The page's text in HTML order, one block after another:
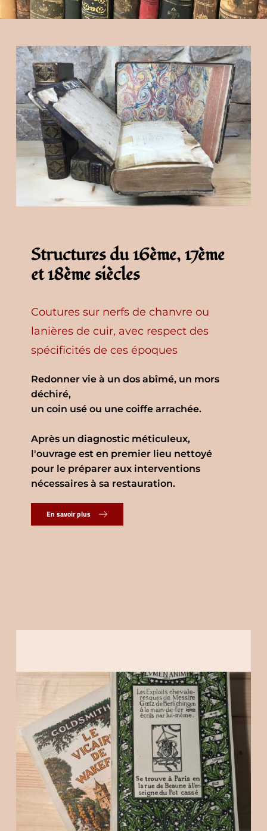
Structures du 16ème, 17ème
et 18ème siècles
Coutures sur nerfs de chanvre ou
lanières de cuir, avec respect des
spécificités de ces époques
Redonner vie à un dos abîmé, un mors
déchiré,
un coin usé ou une coiffe arrachée.
Après un diagnostic méticuleux,
l'ouvrage est en premier lieu nettoyé
pour le préparer aux interventions
nécessaires à sa restauration.
En savoir plus